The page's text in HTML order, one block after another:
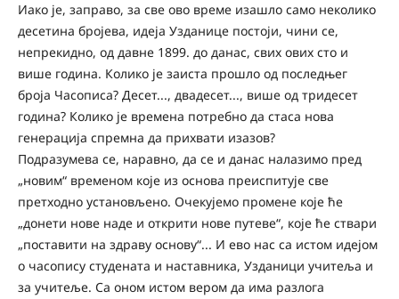
Иако је, заправо, за све ово време изашло само неколико
десетина бројева, идеја Узданице постоји, чини се,
непрекидно, од давне 1899. до данас, свих ових сто и
више година. Колико је заиста прошло од последњег
броја Часописа? Десет..., двадесет..., више од тридесет
година? Колико је времена потребно да стаса нова
генерација спремна да прихвати изазов?
Подразумева се, наравно, да се и данас налазимо пред
„новим“ временом које из основа преиспитује све
претходно установљено. Очекујемо промене које ће
„донети нове наде и открити нове путеве“, које ће ствари
„поставити на здраву основу“... И ево нас са истом идејом
о часопису студената и наставника, Узданици учитеља и
за учитеље. Са оном истом вером да има разлога